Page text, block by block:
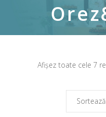
Afișez toate cele 7